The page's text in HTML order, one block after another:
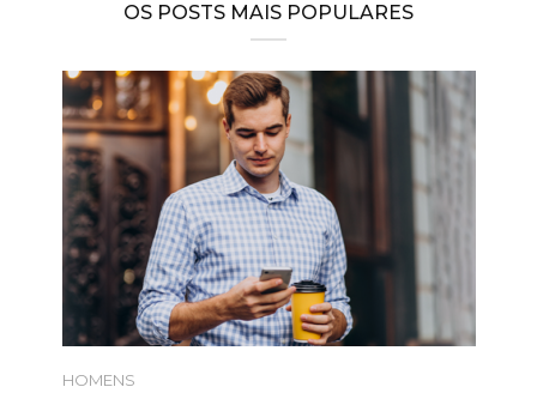
OS POSTS MAIS POPULARES
HOMENS